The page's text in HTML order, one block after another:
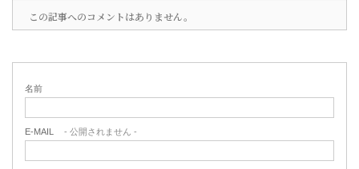
この記事へのコメントはありません。
名前
E-MAIL - 公開されません -